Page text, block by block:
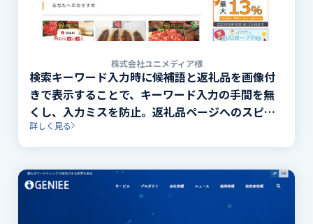
株式会社ユニメディア様
検索キーワード入力時に候補語と返礼品を画像付
きで表示することで、キーワード入力の手間を無
くし、入力ミスを防止。返礼品ページへのスピー
ディな到達を実現。
詳しく見る